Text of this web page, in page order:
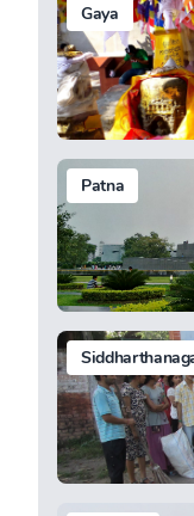
Gaya
Patna